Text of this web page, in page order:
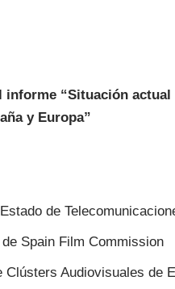
informe “Situación
y Europa”
de
Spain Film Commission
Audiovisuales de